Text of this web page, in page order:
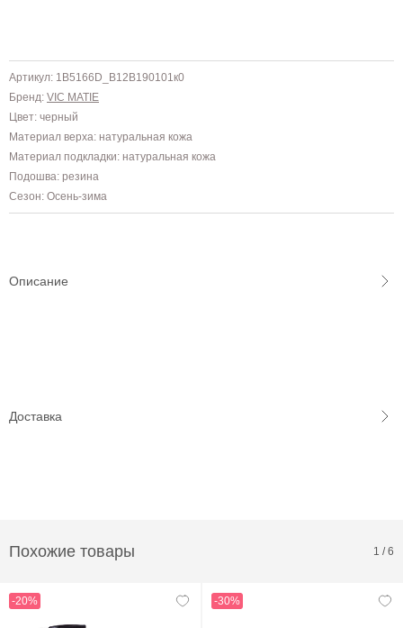
Артикул: 1B5166D_B12B190101к0
Бренд: VIC MATIE
Цвет: черный
Материал верха: натуральная кожа
Материал подкладки: натуральная кожа
Подошва: резина
Сезон: Осень-зима
Описание
Доставка
Похожие товары 1 /6
-20% -30%